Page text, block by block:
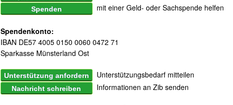
Spenden mit einer Geld- oder Sachspende helfen
Spendenkonto:
IBAN DE57 4005 0150 0060 0472 71
Sparkasse Münsterland Ost
Unterstützung anfordern Unterstützungsbedarf mitteilen
Nachricht schreiben Informationen an Zib senden